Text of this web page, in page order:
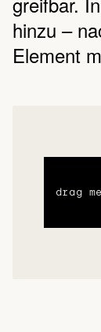
hinzu –
Element
drag me